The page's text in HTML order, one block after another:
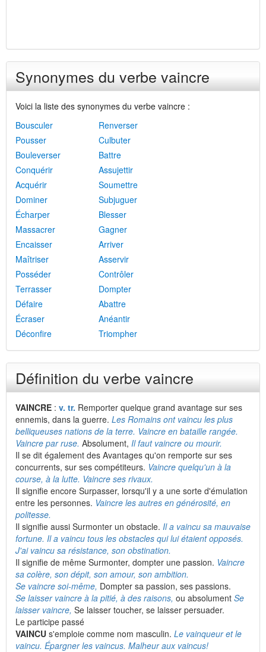
Synonymes du verbe vaincre
Voici la liste des synonymes du verbe vaincre :
Bousculer
Renverser
Pousser
Culbuter
Bouleverser
Battre
Conquérir
Assujettir
Acquérir
Soumettre
Dominer
Subjuguer
Écharper
Blesser
Massacrer
Gagner
Encaisser
Arriver
Maîtriser
Asservir
Posséder
Contrôler
Terrasser
Dompter
Défaire
Abattre
Écraser
Anéantir
Déconfire
Triompher
Définition du verbe vaincre
VAINCRE : v. tr. Remporter quelque grand avantage sur ses
ennemis, dans la guerre. Les Romains ont vaincu les plus
belliqueuses nations de la terre. Vaincre en bataille rangée.
Vaincre par ruse. Absolument, Il faut vaincre ou mourir.
Il se dit également des Avantages qu'on remporte sur ses
concurrents, sur ses compétiteurs. Vaincre quelqu'un à la
course, à la lutte. Vaincre ses rivaux.
Il signifie encore Surpasser, lorsqu'il y a une sorte d'émulation
entre les personnes. Vaincre les autres en générosité, en
politesse.
Il signifie aussi Surmonter un obstacle. Il a vaincu sa mauvaise
fortune. Il a vaincu tous les obstacles qui lui étaient opposés.
J'ai vaincu sa résistance, son obstination.
Il signifie de même Surmonter, dompter une passion. Vaincre
sa colère, son dépit, son amour, son ambition.
Se vaincre soi-même, Dompter sa passion, ses passions.
Se laisser vaincre à la pitié, à des raisons, ou absolument Se
laisser vaincre, Se laisser toucher, se laisser persuader.
Le participe passé
VAINCU s'emploie comme nom masculin. Le vainqueur et le
vaincu. Épargner les vaincus. Malheur aux vaincus!